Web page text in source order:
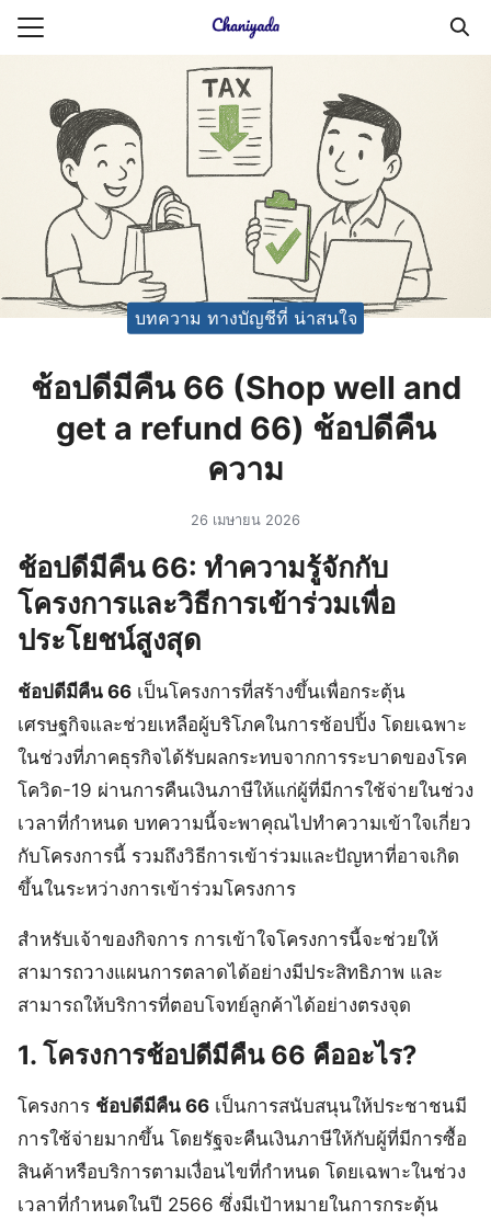
Skip
ยความเป็นส่วนตัว
ญชี (Accounting service)
ญชี (Accounting
บทความ ทางบัญชีที่ น่าสนใจ
ช้อปดีมีคืน 66 (Shop well and
get a refund 66) ช้อปดีคืน
ความ
26 เมษายน 2026
ช้อปดีมีคืน 66: ทำความรู้จักกับ
โครงการและวิธีการเข้าร่วมเพื่อ
ประโยชน์สูงสุด
ช้อปดีมีคืน 66 เป็นโครงการที่สร้างขึ้นเพื่อกระตุ้น
เศรษฐกิจและช่วยเหลือผู้บริโภคในการช้อปปิ้ง โดยเฉพาะ
ในช่วงที่ภาคธุรกิจได้รับผลกระทบจากการระบาดของโรค
โควิด-19 ผ่านการคืนเงินภาษีให้แก่ผู้ที่มีการใช้จ่ายในช่วง
เวลาที่กำหนด บทความนี้จะพาคุณไปทำความเข้าใจเกี่ยว
กับโครงการนี้ รวมถึงวิธีการเข้าร่วมและปัญหาที่อาจเกิด
ขึ้นในระหว่างการเข้าร่วมโครงการ
สำหรับเจ้าของกิจการ การเข้าใจโครงการนี้จะช่วยให้
สามารถวางแผนการตลาดได้อย่างมีประสิทธิภาพ และ
สามารถให้บริการที่ตอบโจทย์ลูกค้าได้อย่างตรงจุด
1. โครงการช้อปดีมีคืน 66 คืออะไร?
โครงการ ช้อปดีมีคืน 66 เป็นการสนับสนุนให้ประชาชนมี
การใช้จ่ายมากขึ้น โดยรัฐจะคืนเงินภาษีให้กับผู้ที่มีการซื้อ
สินค้าหรือบริการตามเงื่อนไขที่กำหนด โดยเฉพาะในช่วง
เวลาที่กำหนดในปี 2566 ซึ่งมีเป้าหมายในการกระตุ้น